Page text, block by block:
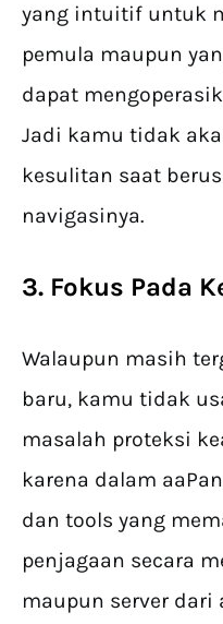
yang intuitif untuk
pemula maupun
dapat
Jadi kamu tidak
kesulitan saat
navigasinya.
3. Fokus Pada
Walaupun masih
baru, kamu tidak
masalah proteksi
karena dalam
dan tools yang
penjagaan secara
maupun server dari